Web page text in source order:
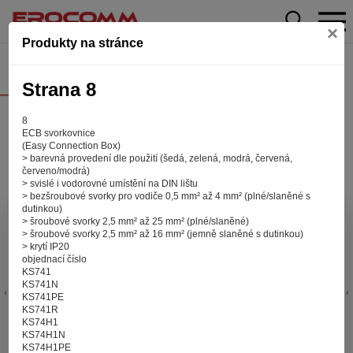
Produkty na stránce ×
Strana 8
8
ECB svorkovnice
(Easy Connection Box)
> barevná provedení dle použití (šedá, zelená, modrá, červená,
červeno/modrá)
> svislé i vodorovné umístění na DIN lištu
> bezšroubové svorky pro vodiče 0,5 mm² až 4 mm² (plné/slaněné s
dutinkou)
> šroubové svorky 2,5 mm² až 25 mm² (plné/slaněné)
> šroubové svorky 2,5 mm² až 16 mm² (jemně slaněné s dutinkou)
> krytí IP20
objednací číslo
KS741
KS741N
KS741PE
KS741R
KS74H1
KS74H1N
KS74H1PE
Aby web fungoval tak, jak ho znáte (souhlas
s cookies)
Záleží nám na tom, aby pro vás nakupování bylo co nejlepší
zážitkem. Abyste na našich stránkách rychle našli to, co
hledáte, ušetřili spoustu klikání a nezobrazovaly se vám
reklamy na věci, které vás nezajímají. Abyste web viděli
v zobrazení na které jste zvyklí a nemuseli se pokaždé
přihlašovat. Proto od vás potřebujeme souhlas se